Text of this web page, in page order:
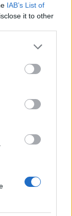
IAB’s List of
it to other
more Google
may click to
party tags to
below Google
erejét
hogy
már
a
még az
időben, a
a
katonai
állt.
lenne
az előző
sürgetett.
hadúr,
a mindig is
túlzott